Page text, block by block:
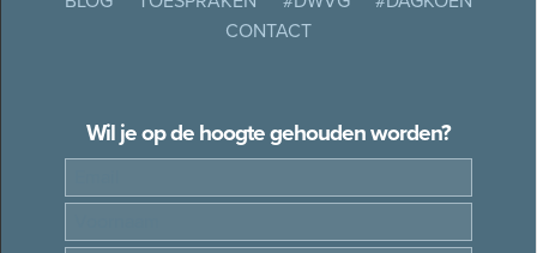
CONTACT
Wil je op de hoogte gehouden worden?